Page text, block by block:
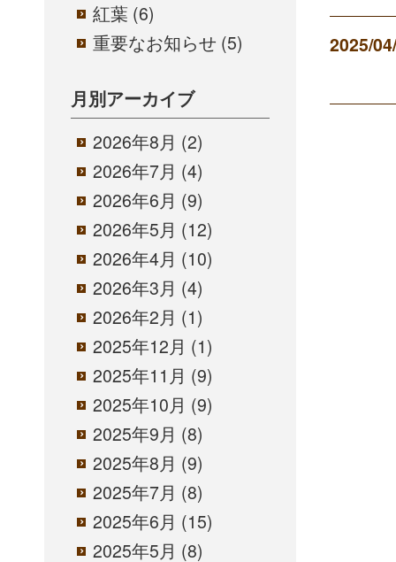
紅葉 (6)
重要なお知らせ (5)
月別アーカイブ
2026年8月 (2)
2026年7月 (4)
2026年6月 (9)
2026年5月 (12)
2026年4月 (10)
2026年3月 (4)
2026年2月 (1)
2025年12月 (1)
2025年11月 (9)
2025年10月 (9)
2025年9月 (8)
2025年8月 (9)
2025年7月 (8)
2025年6月 (15)
2025年5月 (8)
2025/